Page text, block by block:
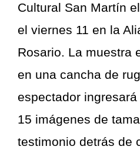
Cultural San Martín
el viernes 11 en la
Rosario. La muestra
en una cancha de
espectador
15 imágenes de
testimonio detrás de